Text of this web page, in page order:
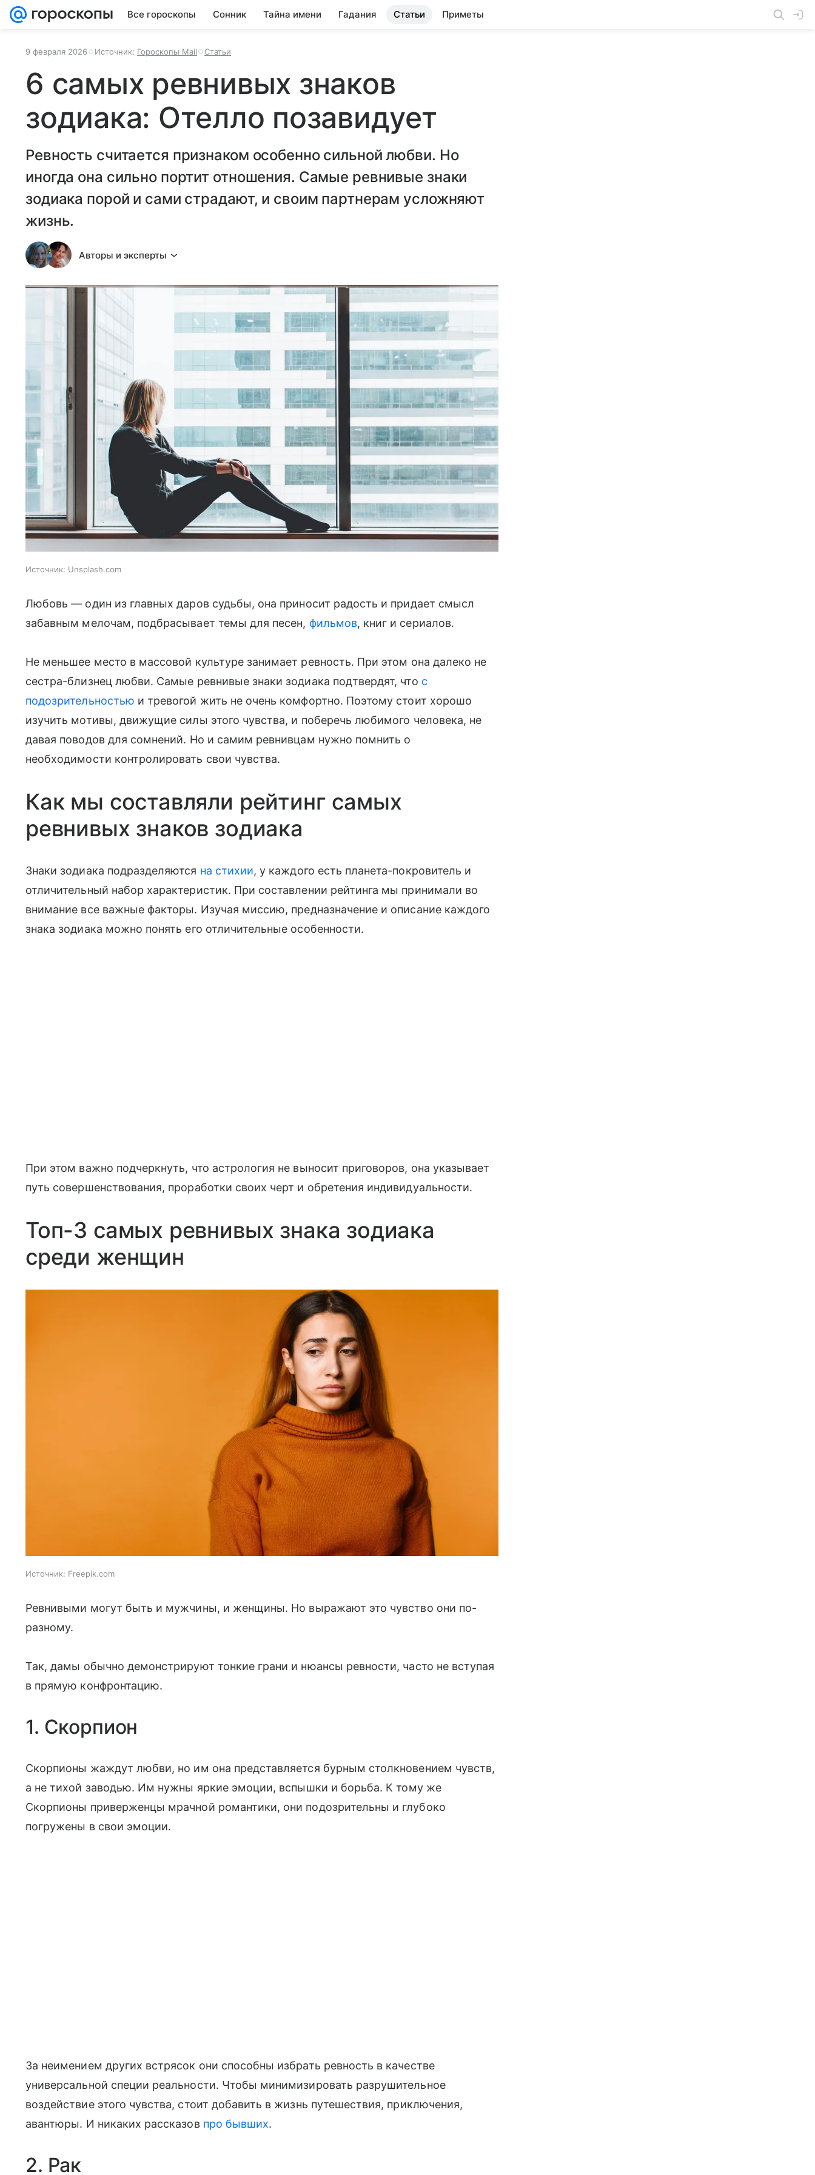
Все гороскопы Сонник Тайна имени Гадания Статьи Приметы
9 февраля 2026 Источник: Гороскопы Mail Статьи
6 самых ревнивых знаков
зодиака: Отелло позавидует
Ревность считается признаком особенно сильной любви. Но
иногда она сильно портит отношения. Самые ревнивые знаки
зодиака порой и сами страдают, и своим партнерам усложняют
жизнь.
Авторы и эксперты
Источник: Unsplash.com
Любовь — один из главных даров судьбы, она приносит радость и придает смысл
забавным мелочам, подбрасывает темы для песен, фильмов, книг и сериалов.
Не меньшее место в массовой культуре занимает ревность. При этом она далеко не
сестра-близнец любви. Самые ревнивые знаки зодиака подтвердят, что с
подозрительностью и тревогой жить не очень комфортно. Поэтому стоит хорошо
изучить мотивы, движущие силы этого чувства, и поберечь любимого человека, не
давая поводов для сомнений. Но и самим ревнивцам нужно помнить о
необходимости контролировать свои чувства.
Как мы составляли рейтинг самых
ревнивых знаков зодиака
Знаки зодиака подразделяются на стихии, у каждого есть планета-покровитель и
отличительный набор характеристик. При составлении рейтинга мы принимали во
внимание все важные факторы. Изучая миссию, предназначение и описание каждого
знака зодиака можно понять его отличительные особенности.
При этом важно подчеркнуть, что астрология не выносит приговоров, она указывает
путь совершенствования, проработки своих черт и обретения индивидуальности.
Топ-3 самых ревнивых знака зодиака
среди женщин
Источник: Freepik.com
Ревнивыми могут быть и мужчины, и женщины. Но выражают это чувство они по-
разному.
Так, дамы обычно демонстрируют тонкие грани и нюансы ревности, часто не вступая
в прямую конфронтацию.
1. Скорпион
Скорпионы жаждут любви, но им она представляется бурным столкновением чувств,
а не тихой заводью. Им нужны яркие эмоции, вспышки и борьба. К тому же
Скорпионы приверженцы мрачной романтики, они подозрительны и глубоко
погружены в свои эмоции.
За неимением других встрясок они способны избрать ревность в качестве
универсальной специи реальности. Чтобы минимизировать разрушительное
воздействие этого чувства, стоит добавить в жизнь путешествия, приключения,
авантюры. И никаких рассказов про бывших.
2. Рак